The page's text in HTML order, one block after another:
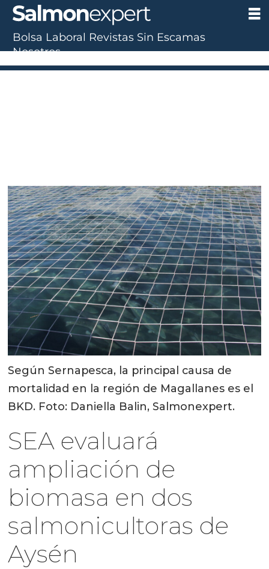
Según Sernapesca, la principal causa de
mortalidad en la región de Magallanes es el
BKD. Foto: Daniella Balin, Salmonexpert.
SEA evaluará
ampliación de
biomasa en dos
salmonicultoras de
Aysén
Bolsa Laboral Revistas Sin Escamas
Nosotros